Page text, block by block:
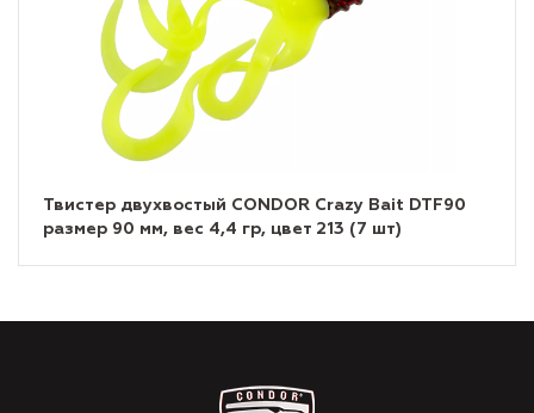
Твистер двухвостый CONDOR Crazy Bait DTF90
размер 90 мм, вес 4,4 гр, цвет 213 (7 шт)